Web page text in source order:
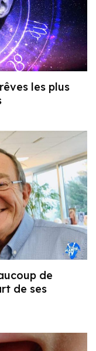
les plus
de
de ses